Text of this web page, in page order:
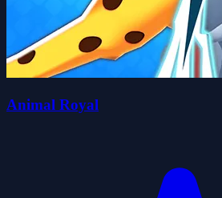
Animal Royal